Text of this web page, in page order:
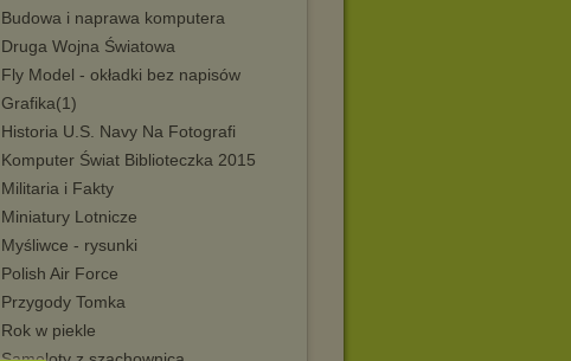
Budowa i naprawa komputera
Druga Wojna Światowa
Fly Model - okładki bez napisów
Grafika(1)
Historia U.S. Navy Na Fotografi
Komputer Świat Biblioteczka 2015
Militaria i Fakty
Miniatury Lotnicze
Myśliwce - rysunki
Polish Air Force
Przygody Tomka
Rok w piekle